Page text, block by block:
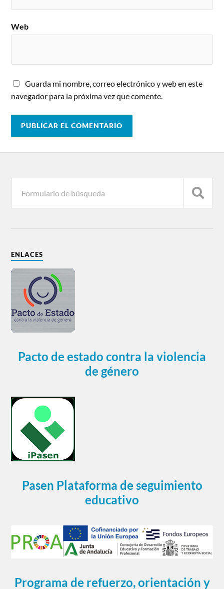
Web
Guarda mi nombre, correo electrónico y web en este
navegador para la próxima vez que comente.
ENLACES
Pacto de estado contra la violencia
de género
Pasen Plataforma de seguimiento
educativo
Programa de refuerzo, orientación y